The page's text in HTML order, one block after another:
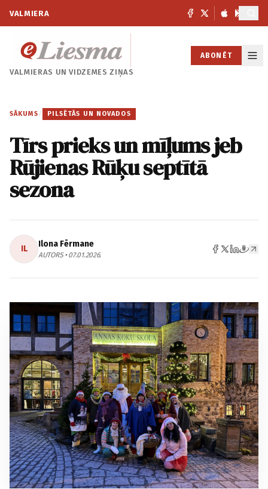
VALMIERA
VALMIERAS UNVIDZEMES ZIŅAS
ABONĒT
SĀKUMS / PILSĒTĀS UN NOVADOS
Tīrs prieks un mīļums jeb
Rūjienas Rūķu septītā
sezona
IL Ilona Fērmane
AUTORS • 07.01.2026.